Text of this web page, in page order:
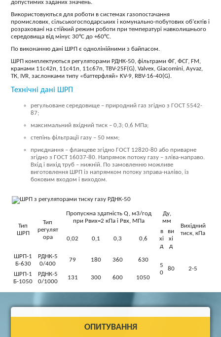
допустимих заданих значень.
Використовуються для роботи в системах газопостачання
промислових, сільськогосподарських і комунально-побутових об’єктів і
розраховані на стійкий режим роботи при температурі навколишнього
середовища від мінус 30°С до +60°С.
По виконанню дані ШРП є однолінійними з байпасом.
ШРП комплектуються регуляторами РДНК-50, фільтрами ФГ, ФСГ, FM,
кранами 11с42п, 11с41п, 11с67п, TBV-25F(G), Valvex, Giacomini, Ayvaz,
ТК, IVR, заслонками типу «баттерфляй» KV-9, RBV-16-40(G).
Технічні дані ШРП
регульоване середовище – природний газ згідно з ГОСТ 5542-
87;
максимальний вхідний тиск – 0,3; 0,6 МПа;
степінь фільтрації газу – 50 мкм;
приєднання – фланцеве згідно ГОСТ 12820-80 або приварне
згідно з ГОСТ 16037-80. Напрямок потоку газу – зліва-направо.
Вхід і вихід труб – нижній. По замовленню можливе
виготовлення ШРП із напрямком потоку зправа-наліво, із
боковим входом і виходом.
Тип
ШРП
Тип
регулят
ора
Пропускна здатність Q, м3/год
при Рвих=2 кПа і Рвх, МПа
Ду,
мм
Вихідний
тиск, кПа
0,02
0,1 0,3 0,6
в
хі
д
ви
хі
д
ШРП-1
Б-630
РДНК-5
0/400
79 180 360
630
5
0
80
2-5
ШРП-1
Б-1050
РДНК-5
0/1000
131 300 600 1050
ОПИТУВАННЯ